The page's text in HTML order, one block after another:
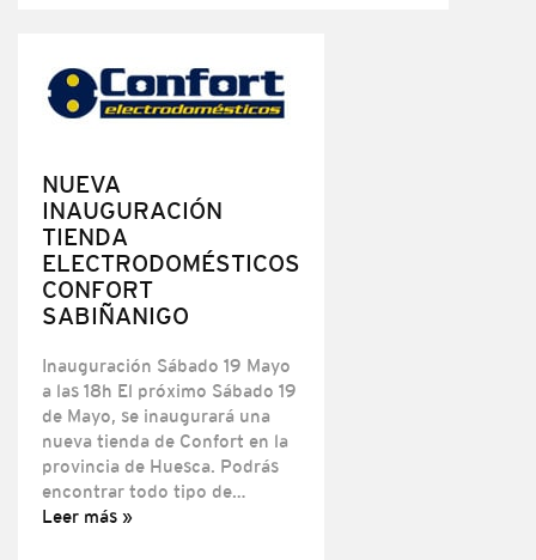
NUEVA
INAUGURACIÓN
TIENDA
ELECTRODOMÉSTICOS
CONFORT
SABIÑANIGO
Inauguración Sábado 19 Mayo
a las 18h El próximo Sábado 19
de Mayo, se inaugurará una
nueva tienda de Confort en la
provincia de Huesca. Podrás
encontrar todo tipo de…
Leer más »